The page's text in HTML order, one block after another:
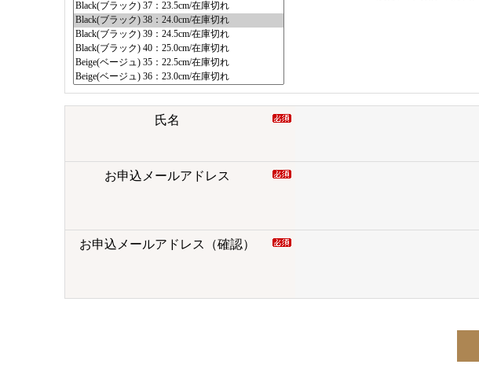
氏名
お申込メールアドレス
お申込メールアドレス（確認）